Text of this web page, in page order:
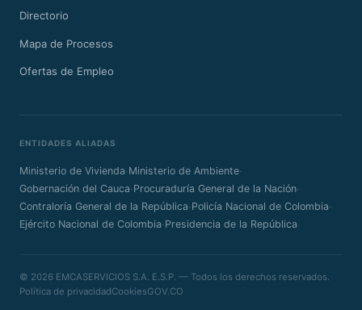
Directorio
Mapa de Procesos
Ofertas de Empleo
ENTIDADES ALIADAS
Ministerio de Vivienda·Ministerio de Ambiente·
Gobernación del Cauca·Procuraduría General de la Nación·
Contraloría General de la República·Policía Nacional de Colombia·
Ejército Nacional de Colombia·Presidencia de la República
© 2026 EMCASERVICIOS S.A. E.S.P. — Todos los derechos reservados.
Política de privacidadCookiesGOV.CO